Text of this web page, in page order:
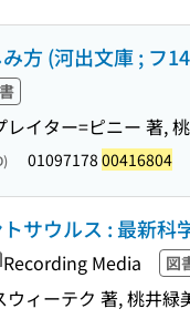
み方 (河出文庫 ; フ
レイター=ピニー 著,
01097178 00416804
サウルス : 最新科
Recording Media 図
ウィーテク 著, 桃井緑